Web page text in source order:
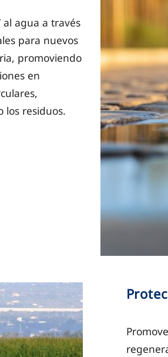
al agua a través
para nuevos
promoviendo
en
los residuos.